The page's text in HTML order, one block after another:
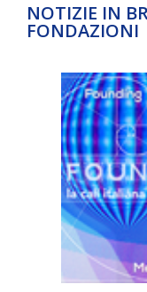
NOTIZIE IN
FONDAZIONI